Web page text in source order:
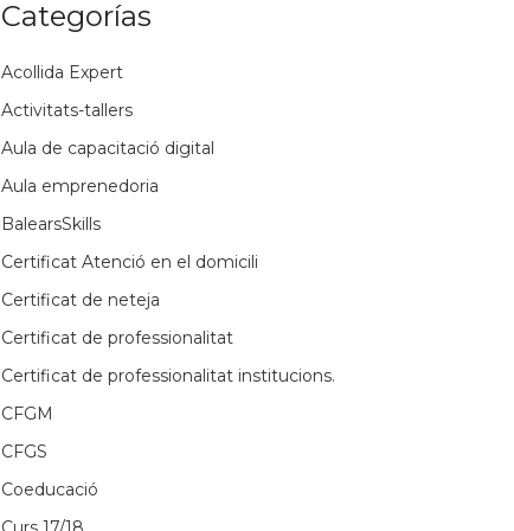
Categorías
Acollida Expert
Activitats-tallers
Aula de capacitació digital
Aula emprenedoria
BalearsSkills
Certificat Atenció en el domicili
Certificat de neteja
Certificat de professionalitat
Certificat de professionalitat institucions.
CFGM
CFGS
Coeducació